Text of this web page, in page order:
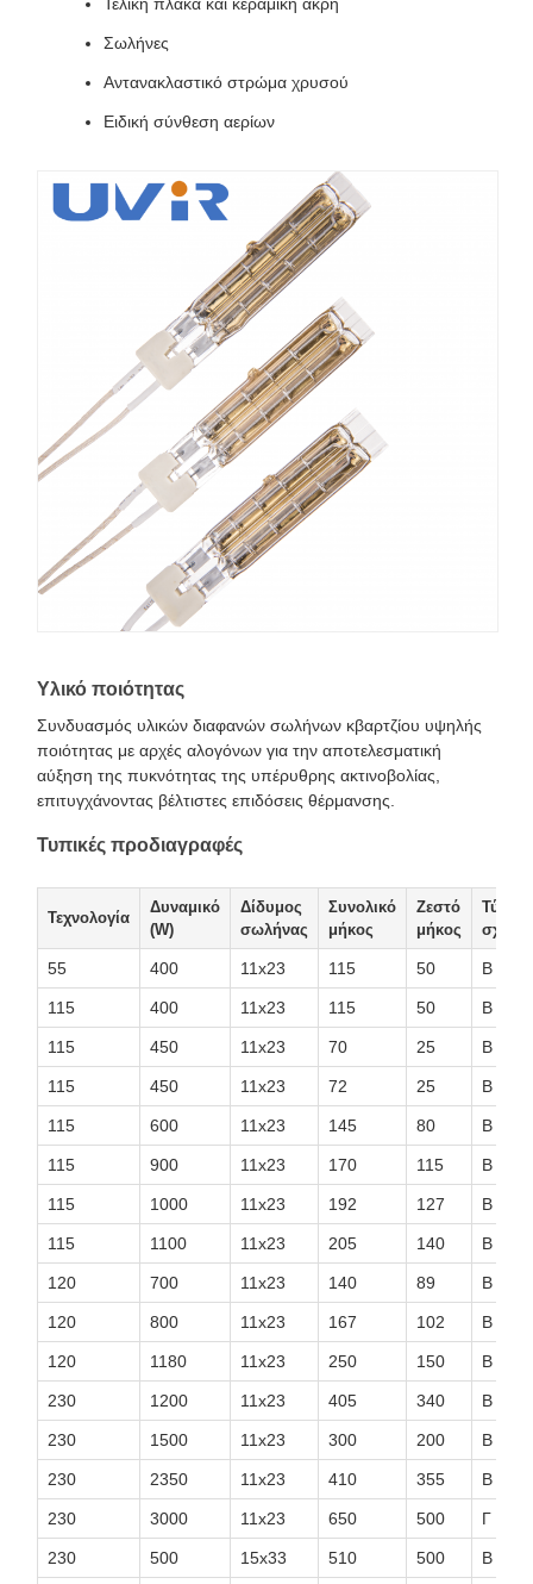
Σωλήνες
Αντανακλαστικό στρώμα χρυσού
Ειδική σύνθεση αερίων
Υλικό ποιότητας
Συνδυασμός υλικών διαφανών σωλήνων κβαρτζίου υψηλής
ποιότητας με αρχές αλογόνων για την αποτελεσματική
αύξηση της πυκνότητας της υπέρυθρης ακτινοβολίας,
επιτυγχάνοντας βέλτιστες επιδόσεις θέρμανσης.
Τυπικές προδιαγραφές
Τεχνολογία
Δυναμικό
(W)
Δίδυμος
σωλήνας
Συνολικό
μήκος
Ζεστό
μήκος
Τύπος
55 400 11x23 115 50 Β
115 400 11x23 115 50 Β
115 450 11x23 70 25 Β
115 450 11x23 72 25 Β
115 600 11x23 145 80 Β
115 900 11x23 170 115 Β
115 1000 11x23 192 127 Β
115 1100 11x23 205 140 Β
120 700 11x23 140 89 Β
120 800 11x23 167 102 Β
120 1180 11x23 250 150 Β
230 1200 11x23 405 340 Β
230 1500 11x23 300 200 Β
230 2350 11x23 410 355 Β
230 3000 11x23 650 500 Γ
230 500 15x33 510 500 Β